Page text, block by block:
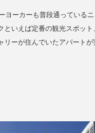
ヨーカーも普段通っている
いえば定番の観光スポッ
ーが住んでいたアパート